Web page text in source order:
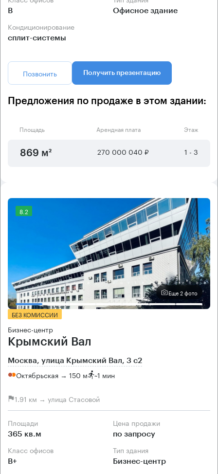
B Офисное здание
Кондиционирование
сплит-системы
Позвонить Получить презентацию
Предложения по продаже в этом здании:
Площадь Арендная плата Этаж
869 м² 270 000 040 ₽ 1 - 3
8.2
Еще 2 фото
БЕЗ КОМИССИИ
Бизнес-центр
Крымский Вал
Москва, улица Крымский Вал, 3 с2
Октябрьская → 150 м ~1 мин
1.91 км → улица Стасовой
Площади
365 кв.м
Цена продажи
по запросу
Класс офисов
B+
Тип здания
Бизнес-центр